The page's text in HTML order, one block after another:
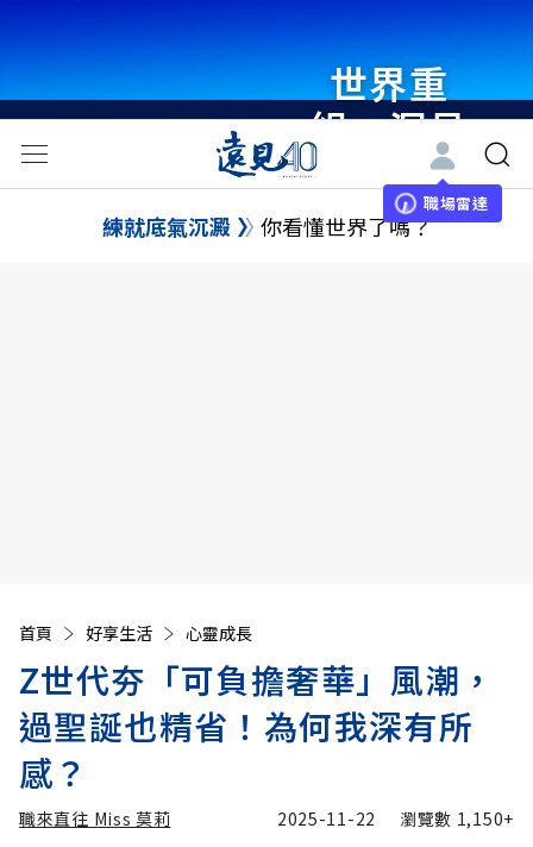
世界重
組・洞見
未來 與
世界領袖
職場雷達
練就底氣沉澱 你看懂世界了嗎？
首頁 好享生活 心靈成長
Z世代夯「可負擔奢華」風潮，
過聖誕也精省！為何我深有所
感？
職來直往 Miss 莫莉 2025-11-22 瀏覽數 1,150+